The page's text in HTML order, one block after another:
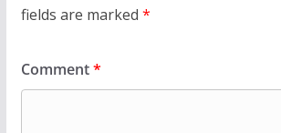
fields are marked *
Comment*